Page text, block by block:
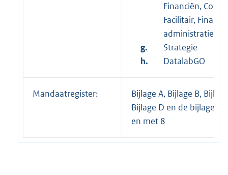
Financiën,
Facilitair,
administratie;
g.
Strategie
h.
DatalabGO
Mandaatregister:
Bijlage A, Bijlage B,
Bijlage D en de bijlagen
en met 8